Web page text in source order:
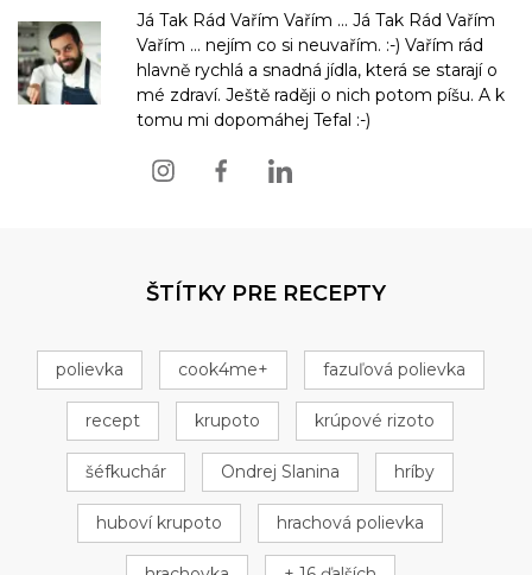
Já Tak Rád Vařím Vařím ... Já Tak Rád Vařím
Vařím ... nejím co si neuvařím. :-) Vařím rád
hlavně rychlá a snadná jídla, která se starají o
mé zdraví. Ještě raději o nich potom píšu. A k
tomu mi dopomáhej Tefal :-)
ŠTÍTKY PRE RECEPTY
polievka cook4me+ fazuľová polievka
recept krupoto krúpové rizoto
šéfkuchár Ondrej Slanina hríby
huboví krupoto hrachová polievka